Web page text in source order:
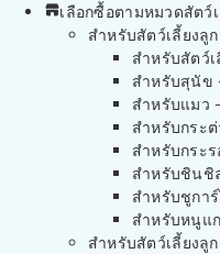
เลือกซื้อตามหมวดสัตว์
สำหรับสัตว์เลี้ยงลู
สำหรับสัตว์
สำหรับสุนัข
สำหรับแมว
สำหรับกระ
สำหรับกระ
สำหรับชินชิ
สำหรับชูกา
สำหรับหนูแ
สำหรับสัตว์เลี้ยงลู